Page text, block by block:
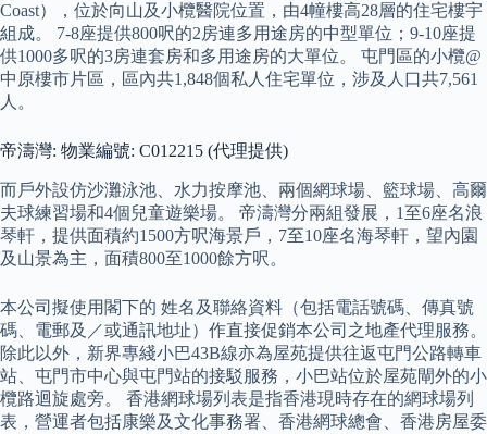
Coast），位於向山及小欖醫院位置，由4幢樓高28層的住宅樓宇
組成。 7-8座提供800呎的2房連多用途房的中型單位；9-10座提
供1000多呎的3房連套房和多用途房的大單位。 屯門區的小欖@
中原樓市片區，區內共1,848個私人住宅單位，涉及人口共7,561
人。
帝濤灣: 物業編號: C012215 (代理提供)
而戶外設仿沙灘泳池、水力按摩池、兩個網球場、籃球場、高爾
夫球練習場和4個兒童遊樂場。 帝濤灣分兩組發展，1至6座名浪
琴軒，提供面積約1500方呎海景戶，7至10座名海琴軒，望內園
及山景為主，面積800至1000餘方呎。
本公司擬使用閣下的 姓名及聯絡資料（包括電話號碼、傳真號
碼、電郵及／或通訊地址）作直接促銷本公司之地產代理服務。
除此以外，新界專綫小巴43B線亦為屋苑提供往返屯門公路轉車
站、屯門市中心與屯門站的接駁服務，小巴站位於屋苑閘外的小
欖路迴旋處旁。 香港網球場列表是指香港現時存在的網球場列
表，營運者包括康樂及文化事務署、香港網球總會、香港房屋委